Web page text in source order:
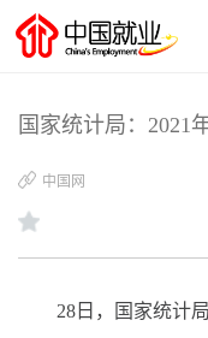
国家统计局：2021
中国网
28日，国家统计